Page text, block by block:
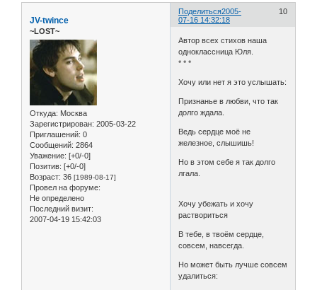
Поделиться 10
2005-
07-16 14:32:18
JV-twince
~LOST~
Откуда: Москва
Зарегистрирован: 2005-03-22
Приглашений: 0
Сообщений: 2864
Уважение: [+0/-0]
Позитив: [+0/-0]
Возраст: 36 [1989-08-17]
Провел на форуме:
Не определено
Последний визит:
2007-04-19 15:42:03
Автор всех стихов наша
одноклассница Юля.
* * *
Хочу или нет я это услышать:
Признанье в любви, что так
долго ждала.
Ведь сердце моё не
железное, слышишь!
Но в этом себе я так долго
лгала.
Хочу убежать и хочу
раствориться
В тебе, в твоём сердце,
совсем, навсегда.
Но может быть лучше совсем
удалиться: